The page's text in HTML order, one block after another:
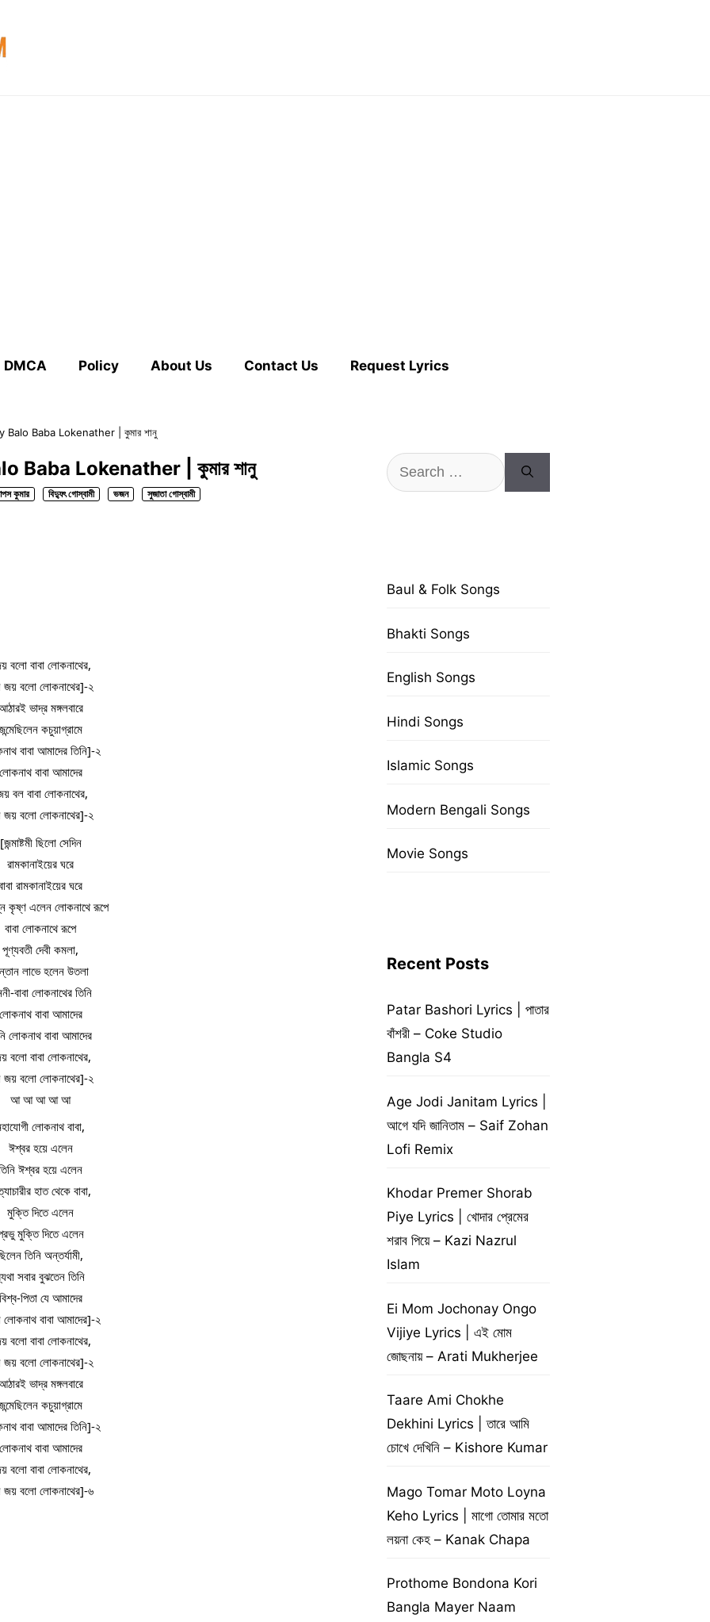
DMCA Policy About Us Contact Us Request Lyrics
Balo Baba Lokenather | কুমার শানু
Baba Lokenather | কুমার শানু
কুমার বিদ্যুৎ গোস্বামী ভজন সুজাতা গোস্বামী
বলো বাবা লোকনাথের,
বলো লোকনাথের]-২
ভাদ্র মঙ্গলবারে
কচুয়াগ্রামে
বাবা আমাদের তিনি]-২
লোকনাথ বাবা আমাদের
বল বাবা লোকনাথের,
বলো লোকনাথের]-২
[জন্মাষ্টমী ছিলো সেদিন
রামকানাইয়ের ঘরে
রামকানাইয়ের ঘরে
কৃষ্ণ এলেন লোকনাথে রূপে
বাবা লোকনাথে রূপে
পূণ্যবতী দেবী কমলা,
লাভে হলেন উতলা
বাবা লোকনাথের তিনি
লোকনাথ বাবা আমাদের
লোকনাথ বাবা আমাদের
বলো বাবা লোকনাথের,
বলো লোকনাথের]-২
আ আ আ আ আ
লোকনাথ বাবা,
ঈশ্বর হয়ে এলেন
ঈশ্বর হয়ে এলেন
হাত থেকে বাবা,
মুক্তি দিতে এলেন
মুক্তি দিতে এলেন
তিনি অন্তর্যামী,
সবার বুঝতেন তিনি
বিশ্ব-পিতা যে আমাদের
লোকনাথ বাবা আমাদের]-২
বলো বাবা লোকনাথের,
বলো লোকনাথের]-২
ভাদ্র মঙ্গলবারে
কচুয়াগ্রামে
বাবা আমাদের তিনি]-২
লোকনাথ বাবা আমাদের
বলো বাবা লোকনাথের,
বলো লোকনাথের]-৬
Search
for:
Baul & Folk Songs
Bhakti Songs
English Songs
Hindi Songs
Islamic Songs
Modern Bengali Songs
Movie Songs
Recent Posts
Patar Bashori Lyrics | পাতার
বাঁশরী – Coke Studio
Bangla S4
Age Jodi Janitam Lyrics |
আগে যদি জানিতাম – Saif Zohan
Lofi Remix
Khodar Premer Shorab
Piye Lyrics | খোদার প্রেমের
শরাব পিয়ে – Kazi Nazrul
Islam
Ei Mom Jochonay Ongo
Vijiye Lyrics | এই মোম
জোছনায় – Arati Mukherjee
Taare Ami Chokhe
Dekhini Lyrics | তারে আমি
চোখে দেখিনি – Kishore Kumar
Mago Tomar Moto Loyna
Keho Lyrics | মাগো তোমার মতো
লয়না কেহ – Kanak Chapa
Prothome Bondona Kori
Bangla Mayer Naam